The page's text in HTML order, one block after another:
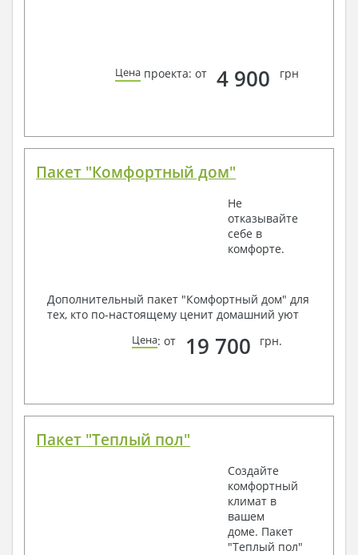
Цена проекта: от 4 900 грн
Пакет "Комфортный дом"
Не
отказывайте
себе в
комфорте.
Дополнительный пакет "Комфортный дом" для
тех, кто по-настоящему ценит домашний уют
Цена: от 19 700 грн.
Пакет "Теплый пол"
Создайте
комфортный
климат в
вашем
доме. Пакет
"Теплый пол"